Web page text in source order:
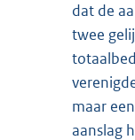
dat de
twee
maar
aanslag